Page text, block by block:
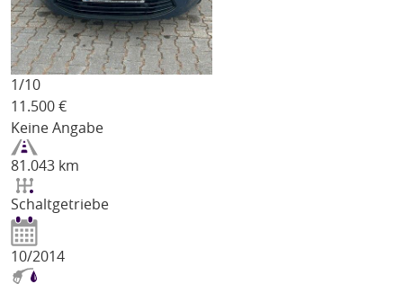
1/10
11.500 €
Keine Angabe
81.043 km
Schaltgetriebe
10/2014